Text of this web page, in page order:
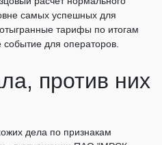
самых успешных для
тарифы по итогам
для операторов.
против них
дела по признакам